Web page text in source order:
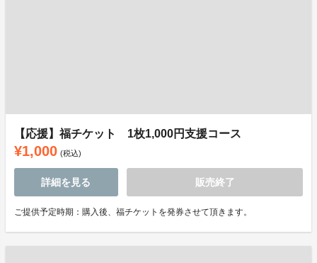
【応援】福チケット 1枚1,000円支援コース
¥1,000 (税込)
詳細を見る 販売終了
ご提供予定時期：購入後、福チケットを発券させて頂きます。